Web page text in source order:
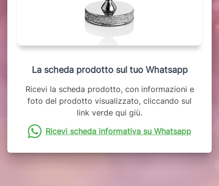
La scheda prodotto sul tuo Whatsapp
Ricevi la scheda prodotto, con informazioni e
foto del prodotto visualizzato, cliccando sul
link verde qui giù.
Ricevi scheda informativa su Whatsapp